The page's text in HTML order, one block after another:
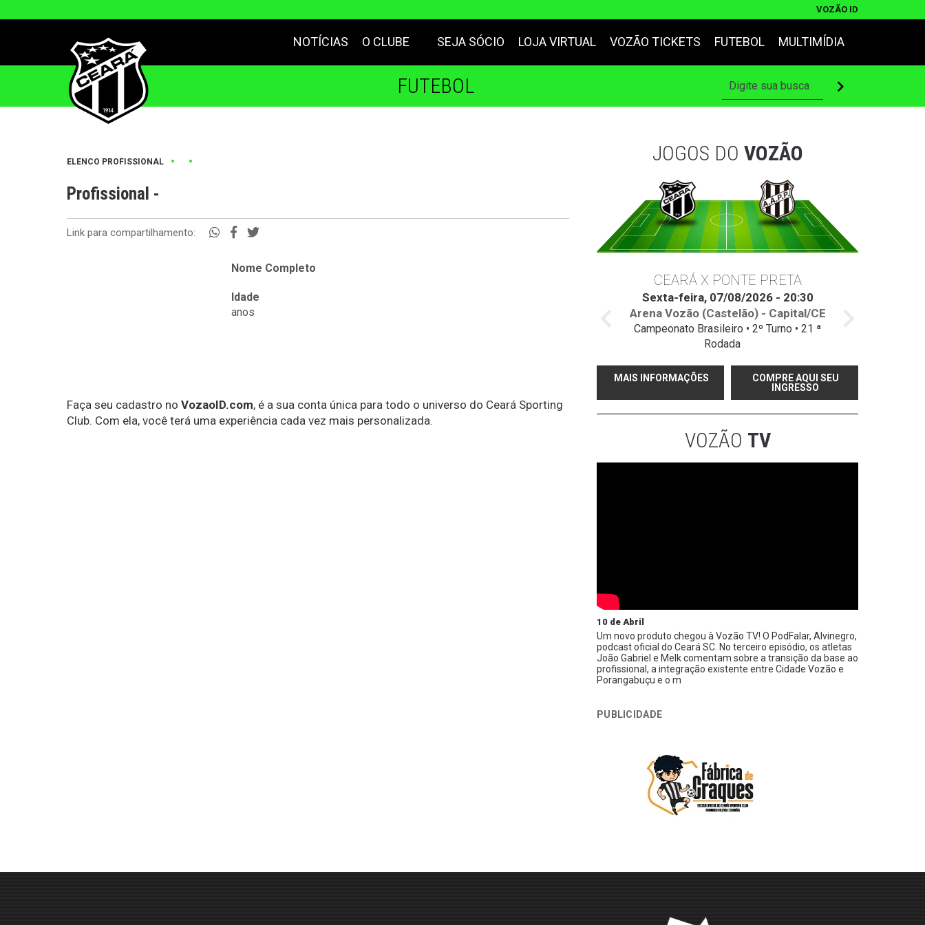
VOZÃO ID
NOTÍCIAS O CLUBE SEJA SÓCIO LOJA VIRTUAL VOZÃO TICKETS FUTEBOL MULTIMÍDIA
FUTEBOL
ELENCO PROFISSIONAL • •
Profissional -
Link para compartilhamento:
Nome Completo
Idade
anos
Faça seu cadastro no VozaoID.com, é a sua conta única para todo o universo do Ceará Sporting
Club. Com ela, você terá uma experiência cada vez mais personalizada.
JOGOS DO VOZÃO
CEARÁ X PONTE PRETA
Sexta-feira, 07/08/2026 - 20:30
Arena Vozão (Castelão) - Capital/CE
Campeonato Brasileiro • 2º Turno • 21 ª
Rodada
MAIS INFORMAÇÕES
COMPRE AQUI SEU
INGRESSO
VOZÃO TV
10 de Abril
Um novo produto chegou à Vozão TV! O PodFalar, Alvinegro,
podcast oficial do Ceará SC. No terceiro episódio, os atletas
João Gabriel e Melk comentam sobre a transição da base ao
profissional, a integração existente entre Cidade Vozão e
Porangabuçu e o m
PUBLICIDADE